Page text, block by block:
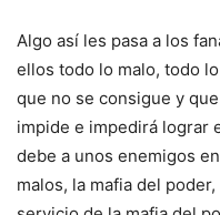
Algo así les pasa a los
ellos todo lo malo, todo
que no se consigue y
impide e impedirá lograr
debe a unos enemigos
malos, la mafia del